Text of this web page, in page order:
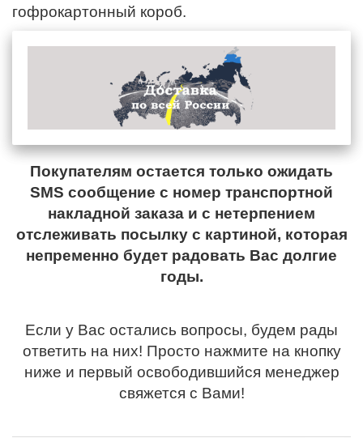
гофрокартонный короб.
Покупателям остается только ожидать
SMS сообщение с номер транспортной
накладной заказа и с нетерпением
отслеживать посылку с картиной, которая
непременно будет радовать Вас долгие
годы.
Если у Вас остались вопросы, будем рады
ответить на них! Просто нажмите на кнопку
ниже и первый освободившийся менеджер
свяжется с Вами!